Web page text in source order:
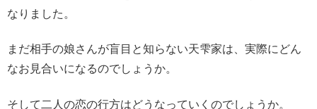
なりました。
まだ相手の娘さんが盲目と知らない天雫家は、実際にどん
なお見合いになるのでしょうか。
そして二人の恋の行方はどうなっていくのでしょうか。